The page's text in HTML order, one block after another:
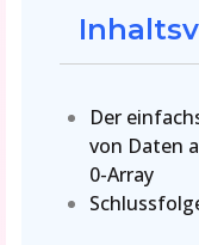
Der
von Daten
0-Array